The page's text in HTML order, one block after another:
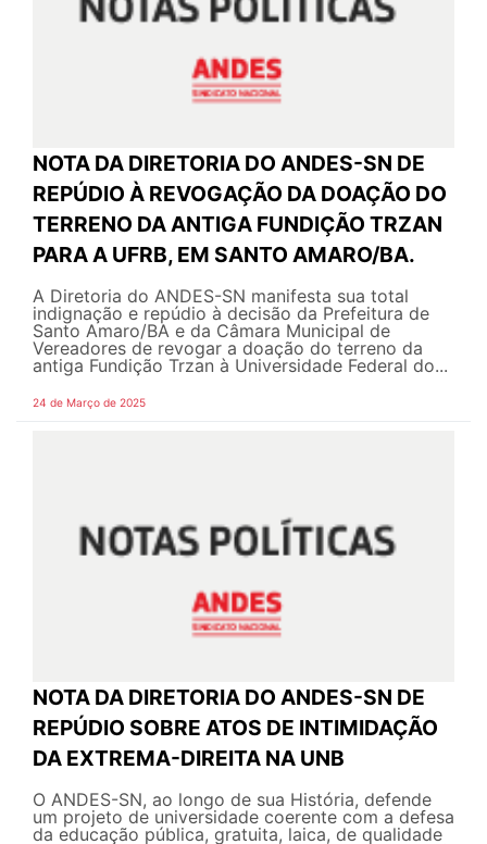
NOTA DA DIRETORIA DO ANDES-SN DE
REPÚDIO À REVOGAÇÃO DA DOAÇÃO DO
TERRENO DA ANTIGA FUNDIÇÃO TRZAN
PARA A UFRB, EM SANTO AMARO/BA.
A Diretoria do ANDES-SN manifesta sua total
indignação e repúdio à decisão da Prefeitura de
Santo Amaro/BA e da Câmara Municipal de
Vereadores de revogar a doação do terreno da
antiga Fundição Trzan à Universidade Federal do...
24 de Março de 2025
NOTA DA DIRETORIA DO ANDES-SN DE
REPÚDIO SOBRE ATOS DE INTIMIDAÇÃO
DA EXTREMA-DIREITA NA UNB
O ANDES-SN, ao longo de sua História, defende
um projeto de universidade coerente com a defesa
da educação pública, gratuita, laica, de qualidade